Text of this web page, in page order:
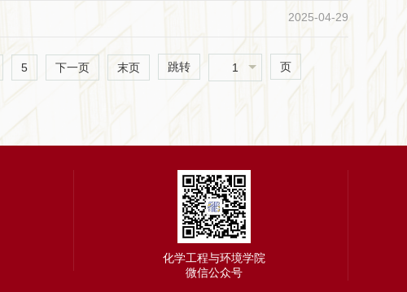
2025-04-29
5 下一页 末页 跳转 1 页
化学工程与环境学院
微信公众号